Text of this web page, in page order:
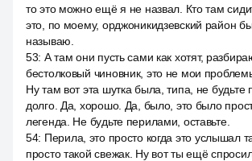
то это можно ещё я не назвал. Кто там
это, по моему, орджоникидзевский район
называю.
53: А там они пусть сами как хотят,
бестолковый чиновник, это не мои
Ну там вот эта шутка была, типа, не будьте
долго. Да, хорошо. Да, было, это было
легенда. Не будьте перилами, оставьте.
54: Перила, это просто когда это услышал
просто такой свежак. Ну вот ты ещё